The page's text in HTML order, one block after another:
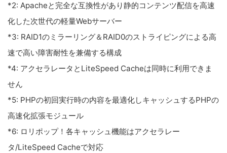
*2: Apacheと完全な互換性があり静的コンテンツ配信を高速
化した次世代の軽量Webサーバー
*3: RAID1のミラーリング＆RAID0のストライピングによる高
速で高い障害耐性を兼備する構成
*4: アクセラレータとLiteSpeed Cacheは同時に利用できま
せん
*5: PHPの初回実行時の内容を最適化しキャッシュするPHPの
高速化拡張モジュール
*6: ロリポップ！各キャッシュ機能はアクセラレー
タ/LiteSpeed Cacheで対応